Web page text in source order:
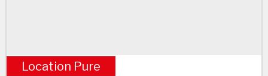
Location Pure